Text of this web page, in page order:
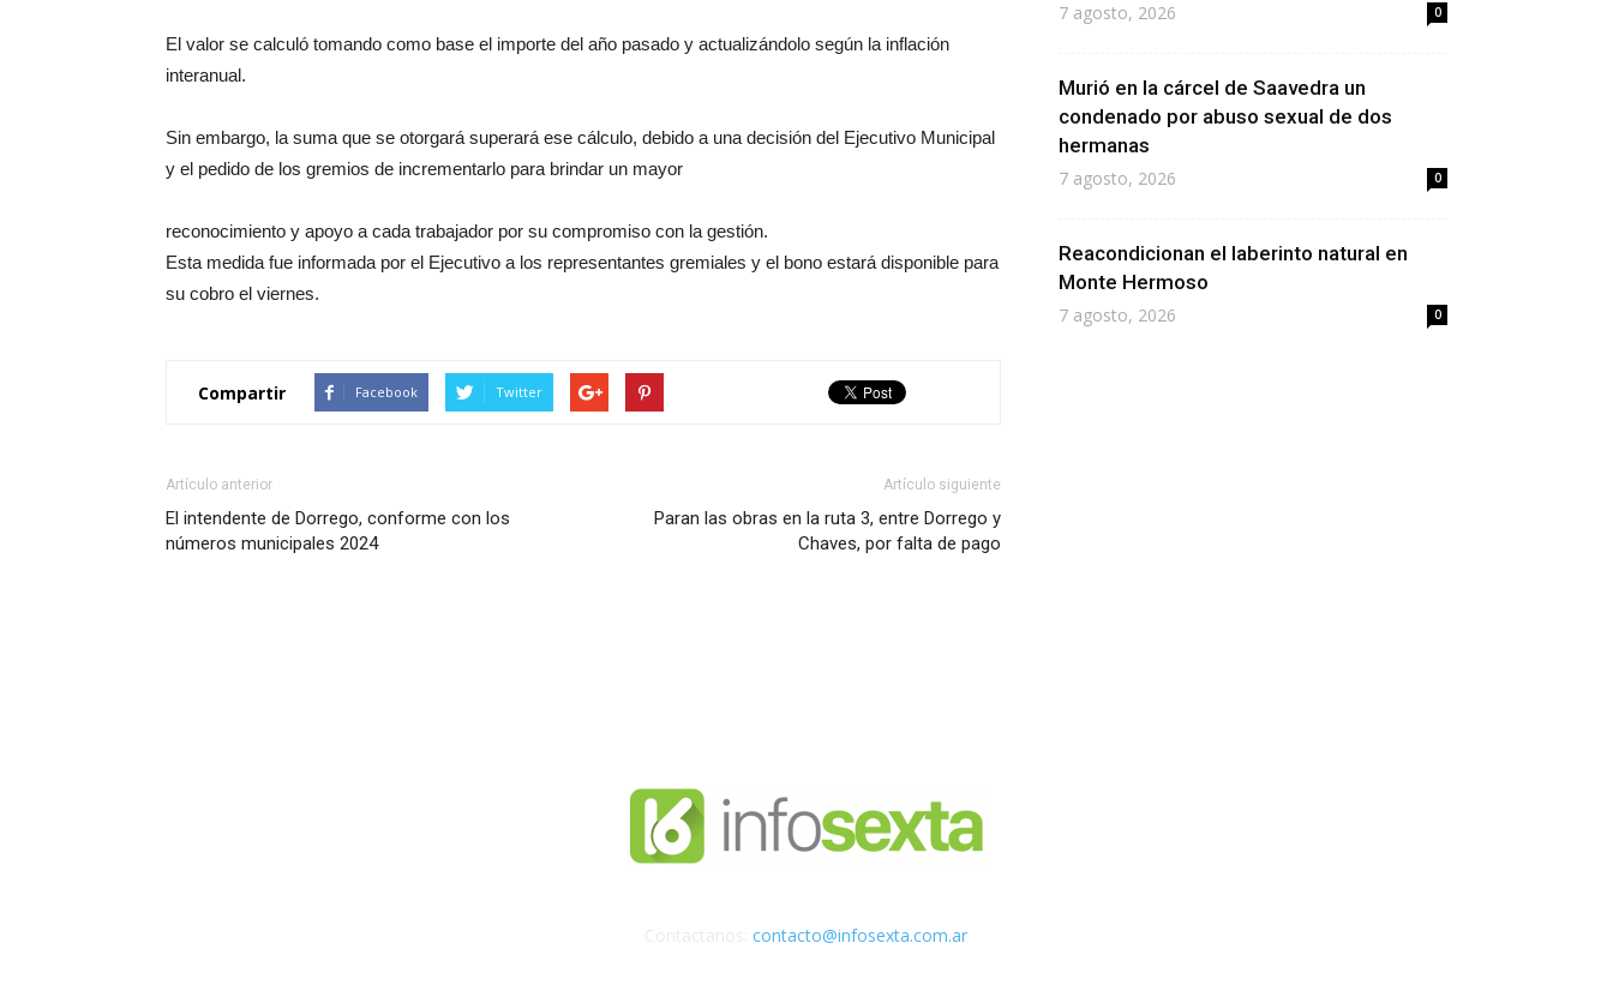
El valor se calculó tomando como base el importe del año pasado y actualizándolo según la inflación
interanual.
Sin embargo, la suma que se otorgará superará ese cálculo, debido a una decisión del Ejecutivo Municipal
y el pedido de los gremios de incrementarlo para brindar un mayor
reconocimiento y apoyo a cada trabajador por su compromiso con la gestión.
Esta medida fue informada por el Ejecutivo a los representantes gremiales y el bono estará disponible para
su cobro el viernes.
Compartir Facebook Twitter
Artículo anterior
El intendente de Dorrego, conforme con los
números municipales 2024
Artículo siguiente
Paran las obras en la ruta 3, entre Dorrego y
Chaves, por falta de pago
7 agosto, 2026 0
Murió en la cárcel de Saavedra un
condenado por abuso sexual de dos
hermanas
7 agosto, 2026 0
Reacondicionan el laberinto natural en
Monte Hermoso
7 agosto, 2026 0
contacto@infosexta.com.ar